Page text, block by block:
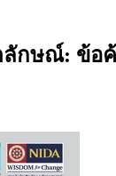
ลักษณ์: ข้